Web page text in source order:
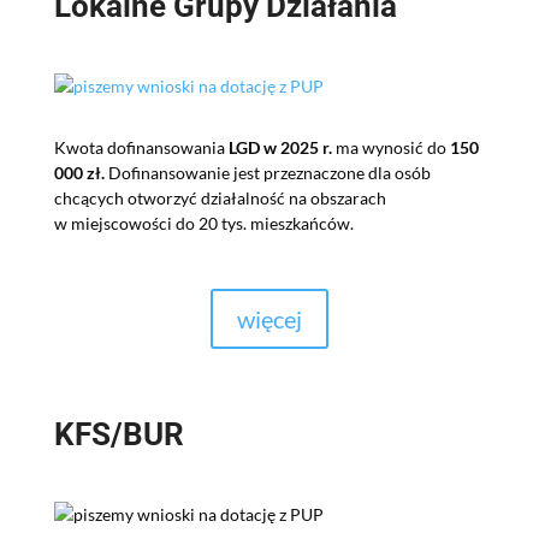
Kwota dofinansowania LGD w 2025 r.ma wynosić do 150
000 zł.Dofinansowanie jest przeznaczone dla osób
chcących otworzyć działalność na obszarach
wmiejscowości do 20 tys. mieszkańców.
więcej
KFS/BUR